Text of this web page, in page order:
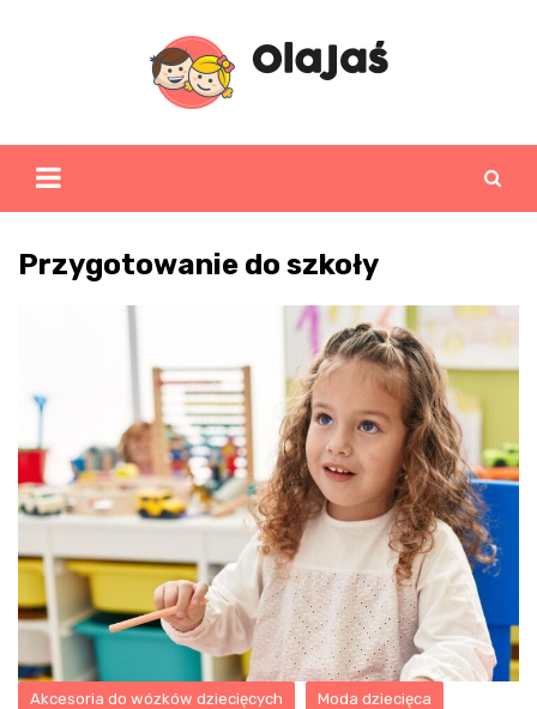
Przygotowanie do szkoły
Akcesoria do wózków dziecięcych Moda dziecięca